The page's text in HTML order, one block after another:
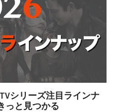
シリーズ注目ラインナ
っと見つかる